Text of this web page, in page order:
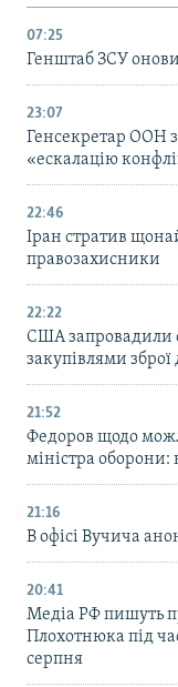
07:25
Генштаб ЗСУ
23:07
Генсекретар ООН
«ескалацію
22:46
Іран стратив
правозахисники
22:22
США запровадили
закупівлями зброї
21:52
Федоров щодо
міністра оборони:
21:16
В офісі Вучича
20:41
Медіа РФ пишуть
Плохотнюка під
серпня